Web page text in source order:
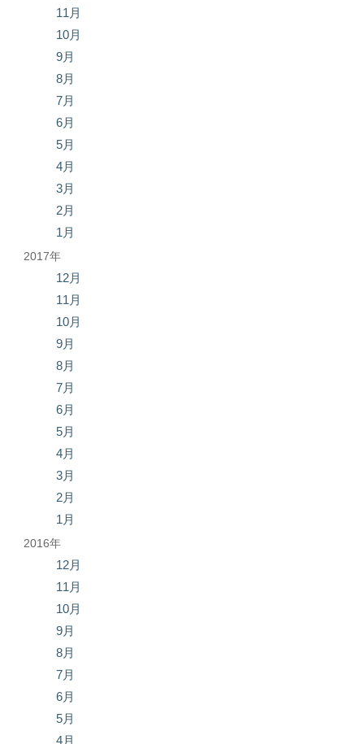
11月
10月
9月
8月
7月
6月
5月
4月
3月
2月
1月
2017年
12月
11月
10月
9月
8月
7月
6月
5月
4月
3月
2月
1月
2016年
12月
11月
10月
9月
8月
7月
6月
5月
4月